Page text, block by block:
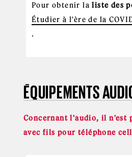
Pour obtenir laliste des
Étudier à l'ère de la
.
ÉQUIPEMENTS
Concernant l'audio, il n'est
avec fils pour téléphone